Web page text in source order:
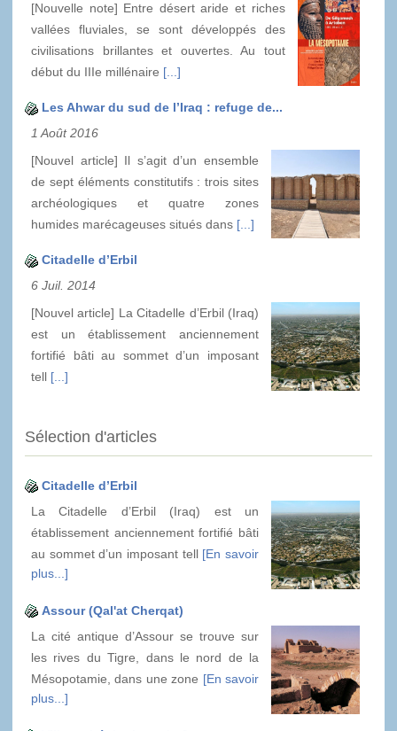
[Nouvelle note] Entre désert aride et riches
vallées fluviales, se sont développés des
civilisations brillantes et ouvertes. Au tout
début du IIIe millénaire [...]
Les Ahwar du sud de l’Iraq : refuge de...
1 Août 2016
[Nouvel article] Il s’agit d’un ensemble
de sept éléments constitutifs : trois sites
archéologiques et quatre zones
humides marécageuses situés dans [...]
Citadelle d’Erbil
6 Juil. 2014
[Nouvel article] La Citadelle d’Erbil (Iraq)
est un établissement anciennement
fortifié bâti au sommet d’un imposant
tell [...]
Sélection d'articles
Citadelle d’Erbil
La Citadelle d’Erbil (Iraq) est un
établissement anciennement fortifié bâti
au sommet d’un imposant tell [En savoir
plus...]
Assour (Qal'at Cherqat)
La cité antique d’Assour se trouve sur
les rives du Tigre, dans le nord de la
Mésopotamie, dans une zone [En savoir
plus...]